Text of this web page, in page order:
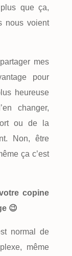
que ça,
nous voient
mes
pour
heureuse
changer,
ou de la
Non, être
ça c’est
copine
😉
normal de
même